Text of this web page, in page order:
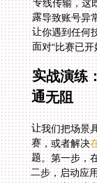
面对“比赛已
实战演练
通无阻
让我们把场景
赛，或者解决